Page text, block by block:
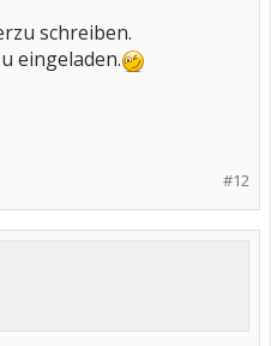
schreiben.
eingeladen.
#12